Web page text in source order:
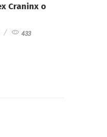
Craninx ο
433